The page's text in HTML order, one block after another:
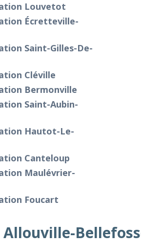
Louvetot
Écretteville-
Saint-Gilles-De-
Cléville
Bermonville
Saint-Aubin-
Hautot-Le-
Canteloup
Maulévrier-
Foucart